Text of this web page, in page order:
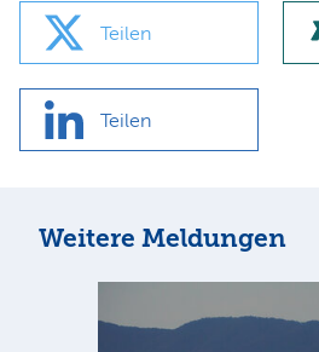
Teilen
Teilen
Weitere Meldungen